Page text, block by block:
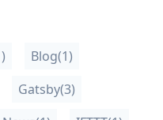
Blog(1)
Gatsby(3)